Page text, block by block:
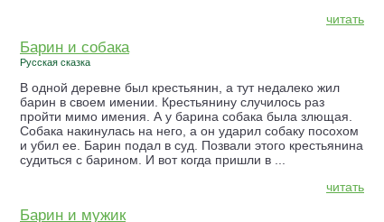
читать
Барин и собака
Русская сказка
В одной деревне был крестьянин, а тут недалеко жил
барин в своем имении. Крестьянину случилось раз
пройти мимо имения. А у барина собака была злющая.
Собака накинулась на него, а он ударил собаку посохом
и убил ее. Барин подал в суд. Позвали этого крестьянина
судиться с барином. И вот когда пришли в ...
читать
Барин и мужик